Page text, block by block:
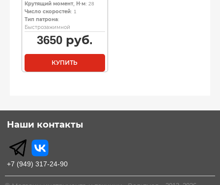
Крутящий момент, Н·м: 28
Число скоростей: 1
Тип патрона:
Быстрозажимной
3650руб.
КУПИТЬ
Наши контакты
+7 (949) 317-24-90